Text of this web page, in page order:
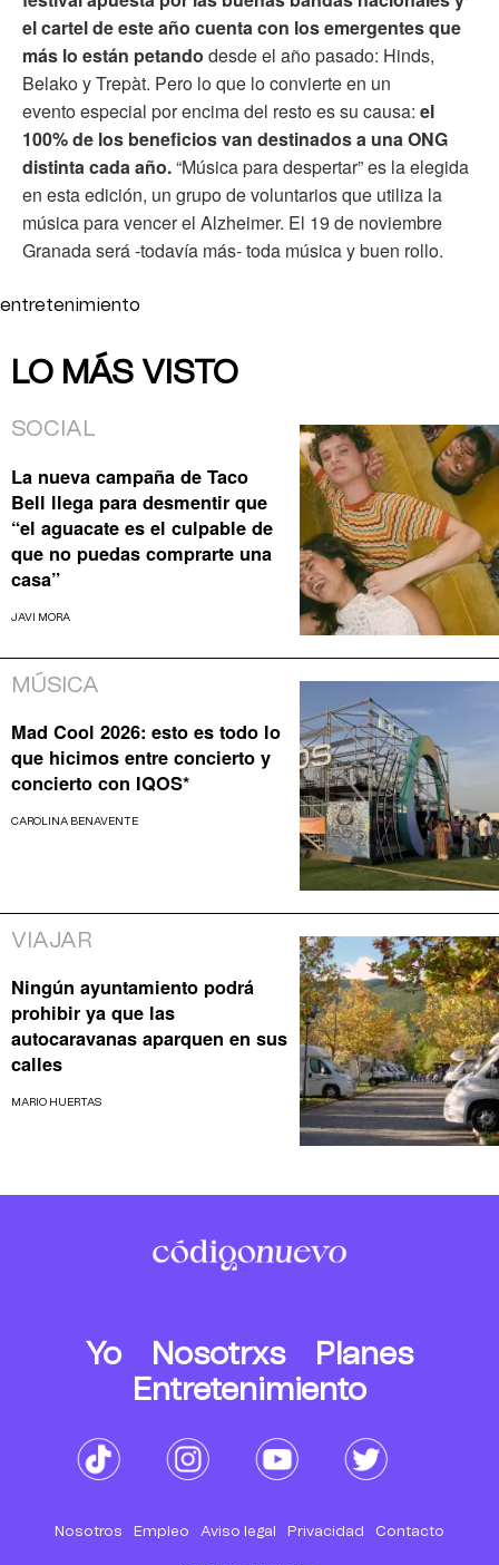
el cartel de este año cuenta con los emergentes que
más lo están petando desde el año pasado: Hinds,
Belako y Trepàt. Pero lo que lo convierte en un
evento especial por encima del resto es su causa: el
100% de los beneficios van destinados a una ONG
distinta cada año.“Música para despertar” es la elegida
en esta edición, un grupo de voluntarios que utiliza la
música para vencer el Alzheimer. El 19 de noviembre
Granada será -todavía más- toda música y buen rollo.
entretenimiento
LO MÁS VISTO
SOCIAL
La nueva campaña de Taco
Bell llega para desmentir que
“el aguacate es el culpable de
que no puedas comprarte una
casa”
JAVI MORA
MÚSICA
Mad Cool 2026: esto es todo lo
que hicimos entre concierto y
concierto con IQOS*
CAROLINA BENAVENTE
VIAJAR
Ningún ayuntamiento podrá
prohibir ya que las
autocaravanas aparquen en sus
calles
MARIO HUERTAS
Yo Nosotrxs
Planes
Entretenimiento
Nosotros Empleo Aviso legal Privacidad Contacto